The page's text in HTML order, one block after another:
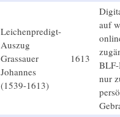
Leichenpredigt-
Auszug
Grassauer
Johannes
(1539-1613)
1613
auf
nur